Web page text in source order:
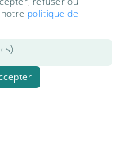
politique de